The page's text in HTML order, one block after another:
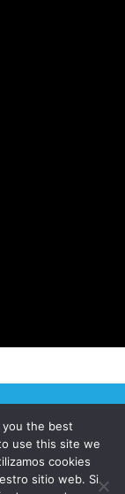
2026. All
Hueman
the best
use this site we
cookies
sitio web. Si